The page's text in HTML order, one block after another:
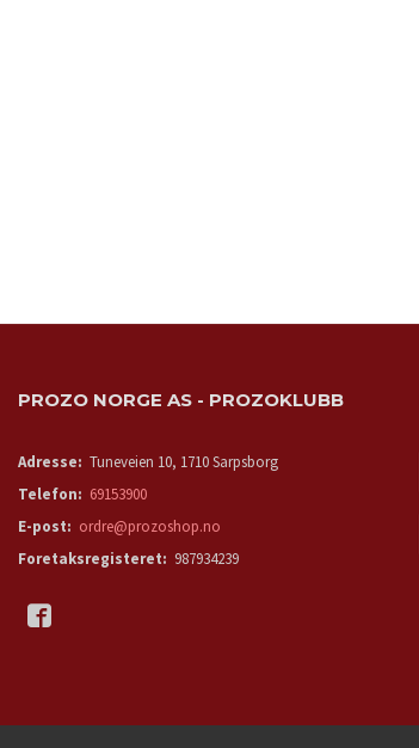
PROZO NORGE AS - PROZOKLUBB
Adresse: Tuneveien 10, 1710 Sarpsborg
Telefon: 69153900
E-post: ordre@prozoshop.no
Foretaksregisteret: 987934239